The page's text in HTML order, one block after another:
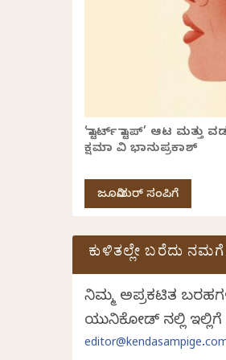
‘ಸ್ಟಾರ್ಟ್ ಸ್ಟಾಪ್’ ಆಟ ಮತ್ತು
ಕ್ಷಮಾ ವಿ ಭಾನುಪ್ರಕಾಶ್
ಜೂನಿಯರ್ ಸಂಪಿಗೆ
ಕುಳಿತಲ್ಲೇ ಬರೆದು ನಮಗೆ
ನಿಮ್ಮ ಅಪ್ರಕಟಿತ
ಯುನಿಕೋಡ್ ನಲ್ಲಿ ಇಲ್ಲಿಗೆ